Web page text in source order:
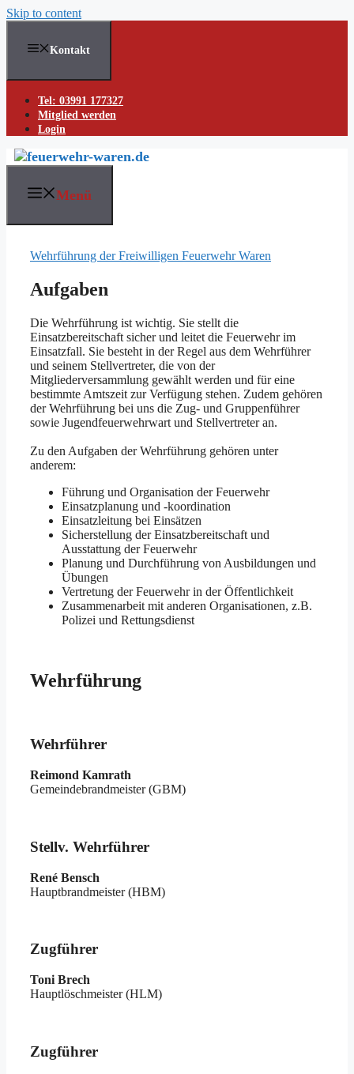
Skip to content
Kontakt
Tel: 03991 177327
Mitglied werden
Login
Menü
Wehrführung der Freiwilligen Feuerwehr Waren
Aufgaben
Die Wehrführung ist wichtig. Sie stellt die
Einsatzbereitschaft sicher und leitet die Feuerwehr im
Einsatzfall. Sie besteht in der Regel aus dem Wehrführer
und seinem Stellvertreter, die von der
Mitgliederversammlung gewählt werden und für eine
bestimmte Amtszeit zur Verfügung stehen. Zudem gehören
der Wehrführung bei uns die Zug- und Gruppenführer
sowie Jugendfeuerwehrwart und Stellvertreter an.
Zu den Aufgaben der Wehrführung gehören unter
anderem:
Führung und Organisation der Feuerwehr
Einsatzplanung und -koordination
Einsatzleitung bei Einsätzen
Sicherstellung der Einsatzbereitschaft und
Ausstattung der Feuerwehr
Planung und Durchführung von Ausbildungen und
Übungen
Vertretung der Feuerwehr in der Öffentlichkeit
Zusammenarbeit mit anderen Organisationen, z.B.
Polizei und Rettungsdienst
Wehrführung
Wehrführer
Reimond Kamrath
Gemeindebrandmeister (GBM)
Stellv. Wehrführer
René Bensch
Hauptbrandmeister (HBM)
Zugführer
Toni Brech
Hauptlöschmeister (HLM)
Zugführer